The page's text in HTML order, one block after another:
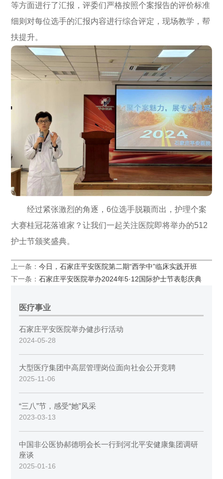
等方面进行了汇报，评委们严格按照个案报告的评价标准
细则对每位选手的汇报内容进行综合评定，现场教学，帮
扶提升。
经过紧张激烈的角逐，6位选手脱颖而出，护理个案
大赛桂冠花落谁家？让我们一起关注医院即将举办的512
护士节颁奖盛典。
上一条：今日，石家庄平安医院第二期“西学中”临床实践开班
下一条：石家庄平安医院举办2024年5·12国际护士节表彰庆典
医疗事业
石家庄平安医院举办健步行活动
2024-05-28
大型医疗集团中高层管理岗位面向社会公开竞聘
2025-11-06
“三八”节，感受“她”风采
2023-03-13
中国非公医协郝德明会长一行到河北平安健康集团调研
座谈
2025-01-16